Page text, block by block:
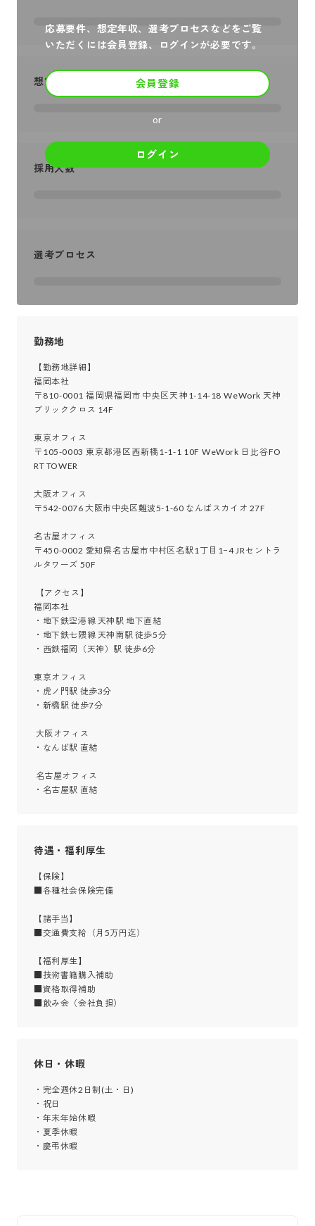
応募要件、想定年収、選考プロセスなどをご覧
いただくには会員登録、ログインが必要です。
会員登録
or
ログイン
想定年収
採用人数
選考プロセス
勤務地
【勤務地詳細】
福岡本社
〒810-0001 福岡県福岡市中央区天神1-14-18 WeWork 天神
ブリッククロス 14F
東京オフィス
〒105-0003 東京都港区西新橋1-1-1 10F WeWork 日比谷FO
RT TOWER
大阪オフィス
〒542-0076 大阪市中央区難波5-1-60 なんばスカイオ 27F
名古屋オフィス
〒450-0002 愛知県名古屋市中村区名駅1丁目1−4 JRセントラ
ルタワーズ 50F
福岡本社
・地下鉄空港線 天神駅 地下直結
・地下鉄七隈線 天神南駅 徒歩5分
・西鉄福岡（天神）駅 徒歩6分
東京オフィス
・虎ノ門駅 徒歩3分
・新橋駅 徒歩7分
・なんば駅 直結
・名古屋駅 直結
待遇・福利厚生
【保険】
■各種社会保険完備
【諸手当】
■交通費支給（月5万円迄）
【福利厚生】
■技術書籍購入補助
■資格取得補助
■飲み会（会社負担）﻿
休日・休暇
・完全週休2日制(土・日)
・祝日
・年末年始休暇
・夏季休暇
・慶弔休暇